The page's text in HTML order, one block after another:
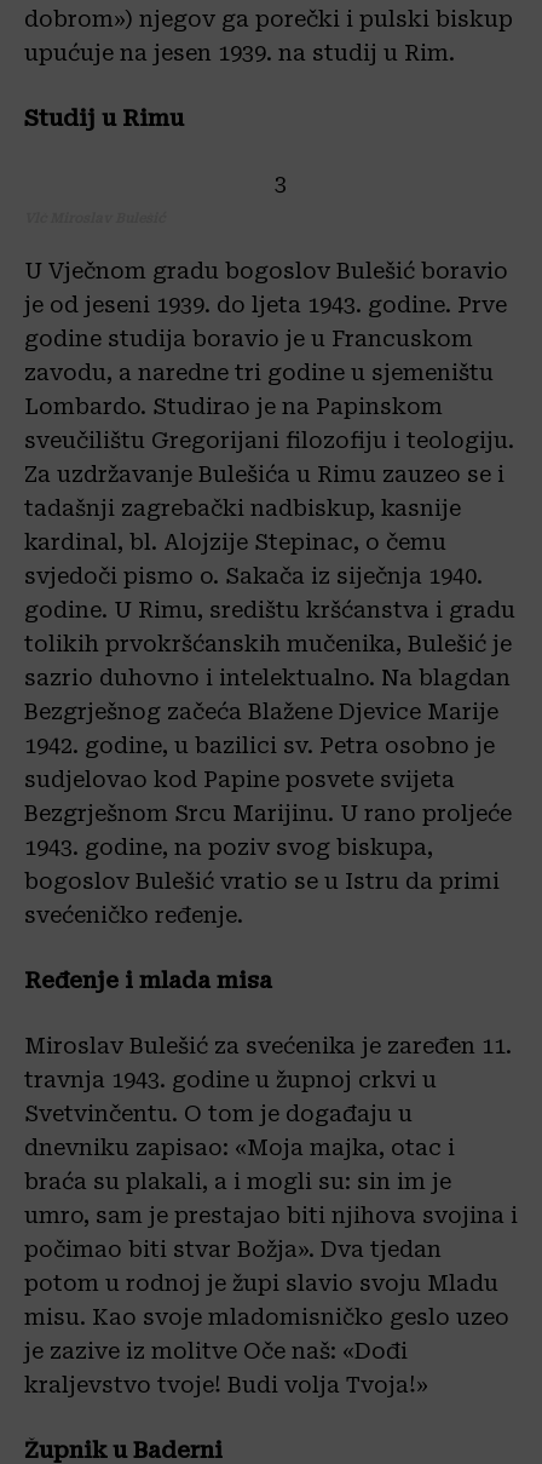
dobrom») njegov ga porečki i pulski biskup
upućuje na jesen 1939. na studij u Rim.
Studij u Rimu
U Vječnom gradu bogoslov Bulešić boravio
je od jeseni 1939. do ljeta 1943. godine. Prve
godine studija boravio je u Francuskom
zavodu, a naredne tri godine u sjemeništu
Lombardo. Studirao je na Papinskom
sveučilištu Gregorijani filozofiju i teologiju.
Za uzdržavanje Bulešića u Rimu zauzeo se i
tadašnji zagrebački nadbiskup, kasnije
kardinal, bl. Alojzije Stepinac, o čemu
svjedoči pismo o. Sakača iz siječnja 1940.
godine. U Rimu, središtu kršćanstva i gradu
tolikih prvokršćanskih mučenika, Bulešić je
sazrio duhovno i intelektualno. Na blagdan
Bezgrješnog začeća Blažene Djevice Marije
1942. godine, u bazilici sv. Petra osobno je
sudjelovao kod Papine posvete svijeta
Bezgrješnom Srcu Marijinu. U rano proljeće
1943. godine, na poziv svog biskupa,
bogoslov Bulešić vratio se u Istru da primi
svećeničko ređenje.
Ređenje i mlada misa
Miroslav Bulešić za svećenika je zaređen 11.
travnja 1943. godine u župnoj crkvi u
Svetvinčentu. O tom je događaju u
dnevniku zapisao: «Moja majka, otac i
braća su plakali, a i mogli su: sin im je
umro, sam je prestajao biti njihova svojina i
počimao biti stvar Božja». Dva tjedan
potom u rodnoj je župi slavio svoju Mladu
misu. Kao svoje mladomisničko geslo uzeo
je zazive iz molitve Oče naš: «Dođi
kraljevstvo tvoje! Budi volja Tvoja!»
Župnik u Baderni